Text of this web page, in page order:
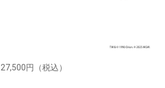
27,500円（税込）